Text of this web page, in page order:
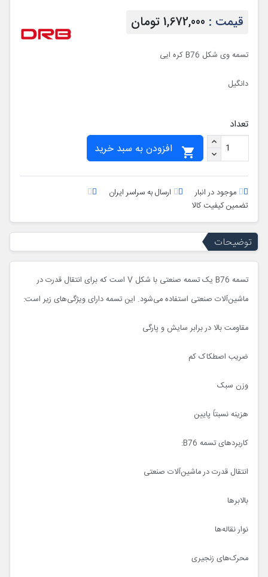
قیمت : 1,672,000 تومان
تسمه وی شکل B76 کره ایی
دانگیل
تعداد

موجود در انبار
ارسال به سراسر ایران
تضمین کیفیت کالا
توضیحات
تسمه B76 یک تسمه صنعتی با شکل V است که برای انتقال قدرت در
ماشین‌آلات صنعتی استفاده می‌شود. این تسمه دارای ویژگی‌های زیر است:
مقاومت بالا در برابر سایش و پارگی
ضریب اصطکاک کم
وزن سبک
هزینه نسبتاً پایین
کاربردهای تسمه B76:
انتقال قدرت در ماشین‌آلات صنعتی
بالابرها
نوار نقاله‌ها
محرک‌های زنجیری